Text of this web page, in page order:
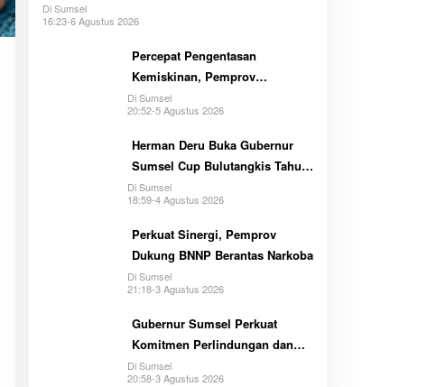
Di Sumsel
16:23-6 Agustus 2026
Percepat Pengentasan
Kemiskinan, Pemprov
Optimalkan GSMP Melalui
Multihelix
Di Sumsel
20:52-5 Agustus 2026
Herman Deru Buka Gubernur
Sumsel Cup Bulutangkis Tahun
2026
Di Sumsel
18:59-4 Agustus 2026
Perkuat Sinergi, Pemprov
Dukung BNNP Berantas Narkoba
Di Sumsel
21:18-3 Agustus 2026
Gubernur Sumsel Perkuat
Komitmen Perlindungan dan
Hak Anak
Di Sumsel
20:58-3 Agustus 2026